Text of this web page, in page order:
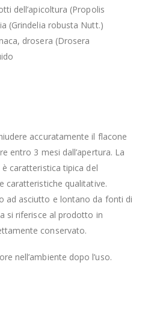
dell’apicoltura (Propolis
(Grindelia robusta Nutt.)
drosera (Drosera
accuratamente il flacone
entro 3 mesi dall’apertura. La
caratteristica tipica del
caratteristiche qualitative.
ad asciutto e lontano da fonti di
si riferisce al prodotto in
conservato.
nell’ambiente dopo l’uso.